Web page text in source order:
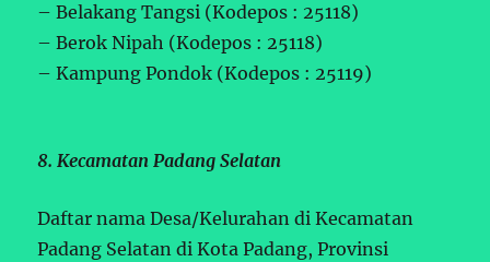
– Belakang Tangsi (Kodepos : 25118)
– Berok Nipah (Kodepos : 25118)
– Kampung Pondok (Kodepos : 25119)
8. Kecamatan Padang Selatan
Daftar nama Desa/Kelurahan di Kecamatan
Padang Selatan di Kota Padang, Provinsi